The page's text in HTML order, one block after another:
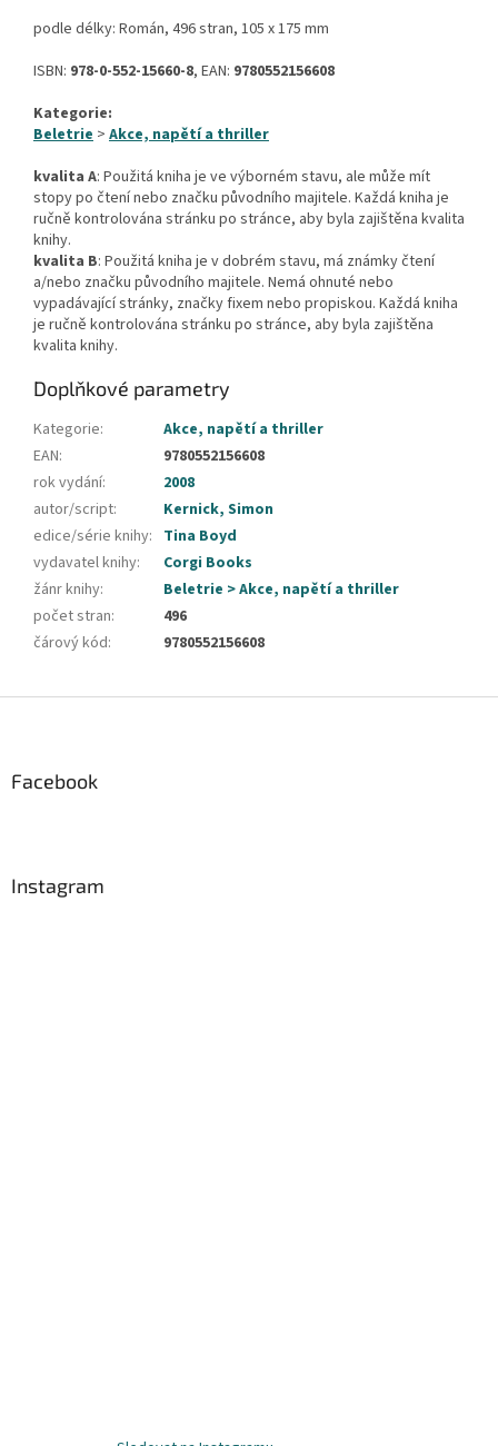
podle délky: Román, 496 stran, 105 x 175 mm
ISBN: 978-0-552-15660-8, EAN: 9780552156608
Kategorie:
Beletrie > Akce, napětí a thriller
kvalita A: Použitá kniha je ve výborném stavu, ale může mít
stopy po čtení nebo značku původního majitele. Každá kniha je
ručně kontrolována stránku po stránce, aby byla zajištěna kvalita
knihy.
kvalita B: Použitá kniha je v dobrém stavu, má známky čtení
a/nebo značku původního majitele. Nemá ohnuté nebo
vypadávající stránky, značky fixem nebo propiskou. Každá kniha
je ručně kontrolována stránku po stránce, aby byla zajištěna
kvalita knihy.
Doplňkové parametry
Kategorie:
Akce, napětí a thriller
EAN:
9780552156608
rok vydání:
2008
autor/script:
Kernick, Simon
edice/série knihy: Tina Boyd
vydavatel knihy:
Corgi Books
žánr knihy:
Beletrie > Akce, napětí a thriller
počet stran:
496
čárový kód: 9780552156608
Facebook
Instagram